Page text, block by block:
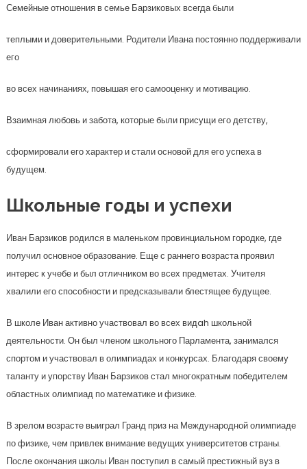
Семейные отношения в семье Барзиковых всегда были
теплыми и доверительными. Родители Ивана постоянно поддерживали
его
во всех начинаниях, повышая его самооценку и мотивацию.
Взаимная любовь и забота, которые были присущи его детству,
сформировали его характер и стали основой для его успеха в
будущем.
Школьные годы и успехи
Иван Барзиков родился в маленьком провинциальном городке, где
получил основное образование. Еще с раннего возраста проявил
интерес к учебе и был отличником во всех предметах. Учителя
хвалили его способности и предсказывали блестящее будущее.
В школе Иван активно участвовал во всех видah школьной
деятельности. Он был членом школьного Парламента, занимался
спортом и участвовал в олимпиадах и конкурсах. Благодаря своему
таланту и упорству Иван Барзиков стал многократным победителем
областных олимпиад по математике и физике.
В зрелом возрасте выиграл Гранд приз на Международной олимпиаде
по физике, чем привлек внимание ведущих университетов страны.
После окончания школы Иван поступил в самый престижный вуз в